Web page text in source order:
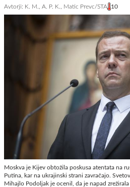
Avtorji: K. M., A. P. K., Matic Prevc/STA 10
Moskva je Kijev obtožila poskusa atentata na
Putina, kar na ukrajinski strani zavračajo.
Mihajlo Podoljak je ocenil, da je napad